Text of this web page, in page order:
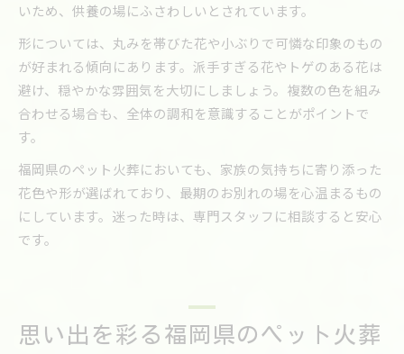
いため、供養の場にふさわしいとされています。
形については、丸みを帯びた花や小ぶりで可憐な印象のもの
が好まれる傾向にあります。派手すぎる花やトゲのある花は
避け、穏やかな雰囲気を大切にしましょう。複数の色を組み
合わせる場合も、全体の調和を意識することがポイントで
す。
福岡県のペット火葬においても、家族の気持ちに寄り添った
花色や形が選ばれており、最期のお別れの場を心温まるもの
にしています。迷った時は、専門スタッフに相談すると安心
です。
思い出を彩る福岡県のペット火葬